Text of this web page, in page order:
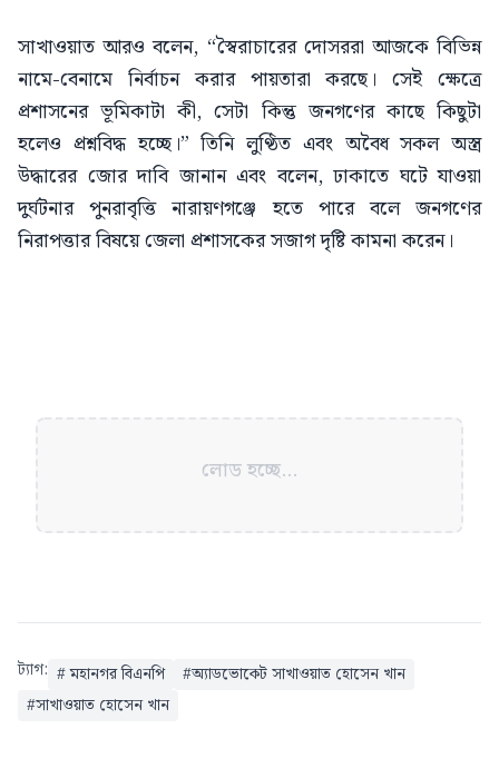
সাখাওয়াত আরও বলেন, “স্বৈরাচারের দোসররা আজকে বিভিন্ন
নামে-বেনামে নির্বাচন করার পায়তারা করছে। সেই ক্ষেত্রে
প্রশাসনের ভূমিকাটা কী, সেটা কিন্তু জনগণের কাছে কিছুটা
হলেও প্রশ্নবিদ্ধ হচ্ছে।” তিনি লুণ্ঠিত এবং অবৈধ সকল অস্ত্র
উদ্ধারের জোর দাবি জানান এবং বলেন, ঢাকাতে ঘটে যাওয়া
দুর্ঘটনার পুনরাবৃত্তি নারায়ণগঞ্জে হতে পারে বলে জনগণের
নিরাপত্তার বিষয়ে জেলা প্রশাসকের সজাগ দৃষ্টি কামনা করেন।
লোড হচ্ছে...
ট্যাগ: #মহানগর বিএনপি #অ্যাডভোকেট সাখাওয়াত হোসেন খান
#সাখাওয়াত হোসেন খান